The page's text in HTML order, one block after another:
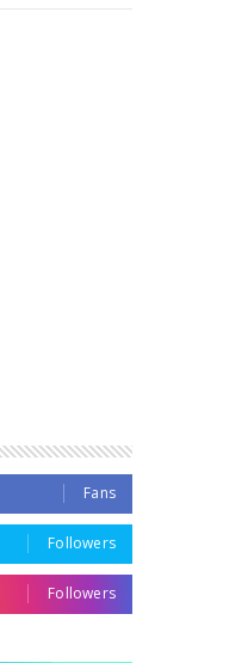
Fans
Followers
Followers